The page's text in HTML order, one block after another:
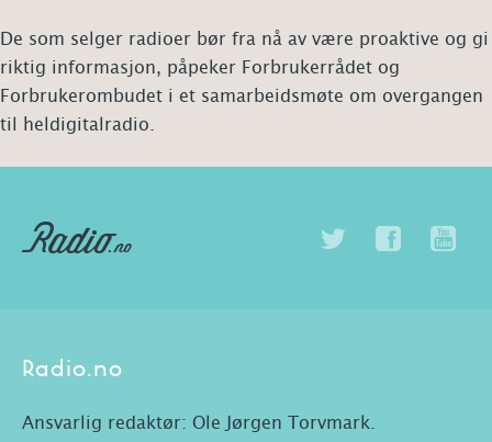
De som selger radioer bør fra nå av være proaktive og gi
riktig informasjon, påpeker Forbrukerrådet og
Forbrukerombudet i et samarbeidsmøte om overgangen
til heldigitalradio.
Radio.no
Ansvarlig redaktør: Ole Jørgen Torvmark.